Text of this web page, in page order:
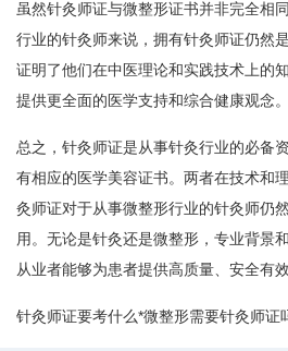
虽然针灸师证与微整形证书并非完全相
行业的针灸师来说，拥有针灸师证仍然
证明了他们在中医理论和实践技术上的
提供更全面的医学支持和综合健康观念。
总之，针灸师证是从事针灸行业的必备
有相应的医学美容证书。两者在技术和
灸师证对于从事微整形行业的针灸师仍
用。无论是针灸还是微整形，专业背景
从业者能够为患者提供高质量、安全有
针灸师证要考什么*微整形需要针灸师证